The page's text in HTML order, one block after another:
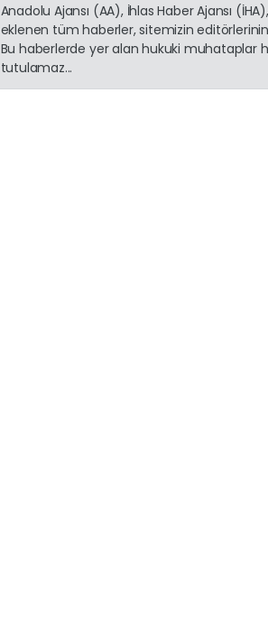
Anadolu Ajansı (AA), İhlas Haber Ajansı
eklenen tüm haberler, sitemizin
Bu haberlerde yer alan hukuki muhataplar
tutulamaz...